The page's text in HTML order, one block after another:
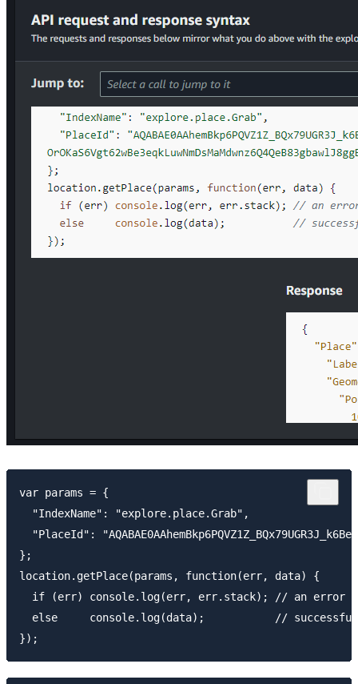
var params = {
  "IndexName": "explore.place.Grab",
"PlaceId":
};
location.getPlace(params, function(err, data) {
if (err) console.log(err, err.stack); // an error
else     console.log(data);           //